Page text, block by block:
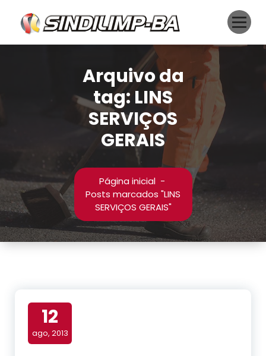
conteúdo
Arquivo da
tag: LINS
SERVIÇOS
GERAIS
Página inicial-
Posts marcados "LINS
SERVIÇOS GERAIS"
12
ago, 2013